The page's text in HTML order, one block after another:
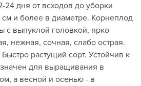
24 дня от всходов до уборки
см и более в диаметре. Корнеплод
с выпуклой головкой, ярко-
нежная, сочная, слабо острая.
растущий сорт. Устойчив к
для выращивания в
а весной и осенью - в